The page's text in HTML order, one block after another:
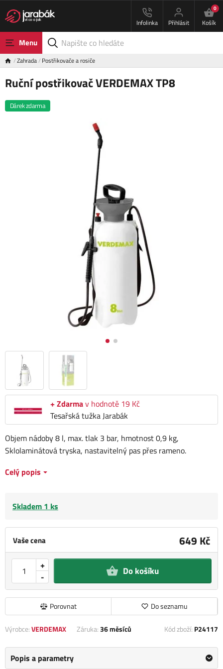
Infolinka Přihlásit
0
Košík
Menu
Zahrada Postřikovače a rosiče
Ruční postřikovač VERDEMAX TP8
Dárek zdarma
+ Zdarmav hodnotě 19 Kč
Tesařská tužka Jarabák
Vaše cena 649 Kč
-
+ Do košíku
Porovnat Do seznamu
Objem nádoby 8 l, max. tlak 3 bar, hmotnost 0,9 kg,
Sklolaminátová tryska, nastavitelný pas přes rameno.
Celý popis
Skladem 1 ks
Výrobce:VERDEMAX Záruka:36 měsíců Kód zboží: P24117
Popis a parametry